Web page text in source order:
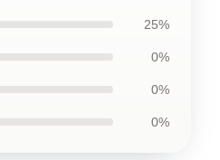
25%
0%
0%
0%